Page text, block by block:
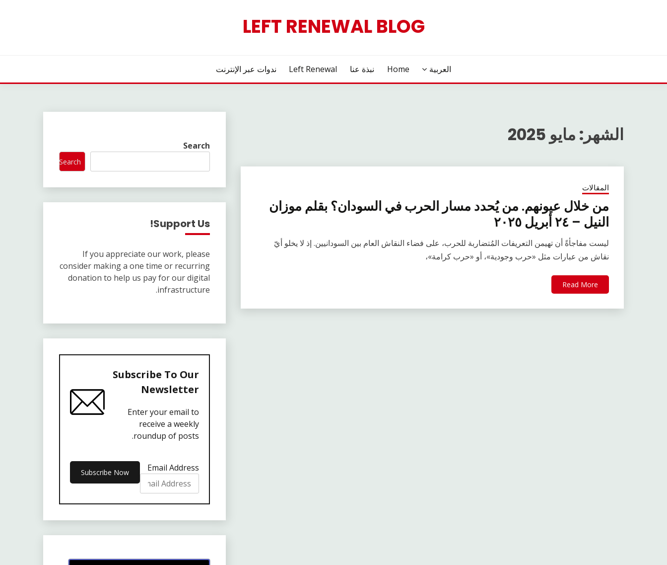
LEFT RENEWAL BLOG
العربية Home نبذة عنا Left Renewal ندوات عبر الإنترنت
الشهر: مايو 2025
المقالات
من خلال عيونهم. من يُحدد مسار الحرب في السودان؟ بقلم موزان
النيل – ٢٤ أبريل ٢٠٢٥
ليست مفاجأةً أن تهيمن التعريفات المُتضاربة للحرب، على فضاء النقاش العام بين السودانيين. إذ لا يخلو أيّ
نقاش من عبارات مثل «حرب وجودية»، أو «حرب كرامة»،
Read More
Search
Search
Support Us!
If you appreciate our work, please
consider making a one time or recurring
donation to help us pay for our digital
infrastructure.
Subscribe To Our
Newsletter
Enter your email to
receive a weekly
roundup of posts.
Email Address